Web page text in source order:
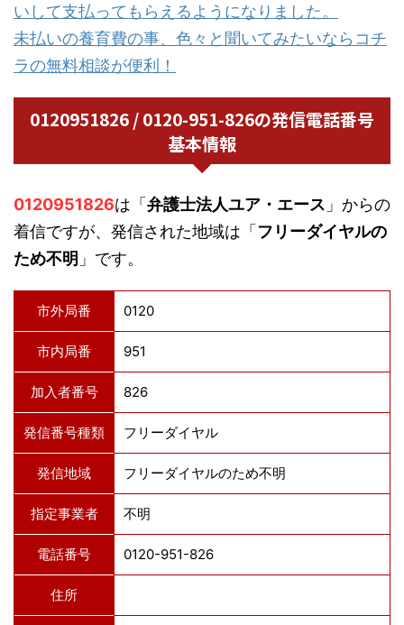
いして支払ってもらえるようになりました。
未払いの養育費の事、色々と聞いてみたいならコチ
ラの無料相談が便利！
0120951826 / 0120-951-826の発信電話番号
基本情報
0120951826は「弁護士法人ユア・エース 」からの
着信ですが、発信された地域は「フリーダイヤルの
ため不明 」です。
市外局番 0120
市内局番 951
加入者番号 826
発信番号種類 フリーダイヤル
発信地域 フリーダイヤルのため不明
指定事業者 不明
電話番号 0120-951-826
住所